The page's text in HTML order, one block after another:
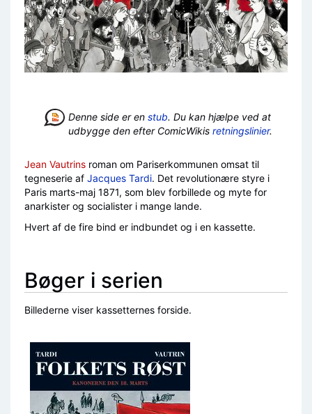
Denne side er en stub. Du kan hjælpe ved at
udbygge den efter ComicWikis retningslinier.
Jean Vautrins roman om Pariserkommunen omsat til
tegneserie af Jacques Tardi. Det revolutionære styre i
Paris marts-maj 1871, som blev forbillede og myte for
anarkister og socialister i mange lande.
Hvert af de fire bind er indbundet og i en kassette.
Bøger i serien
Billederne viser kassetternes forside.